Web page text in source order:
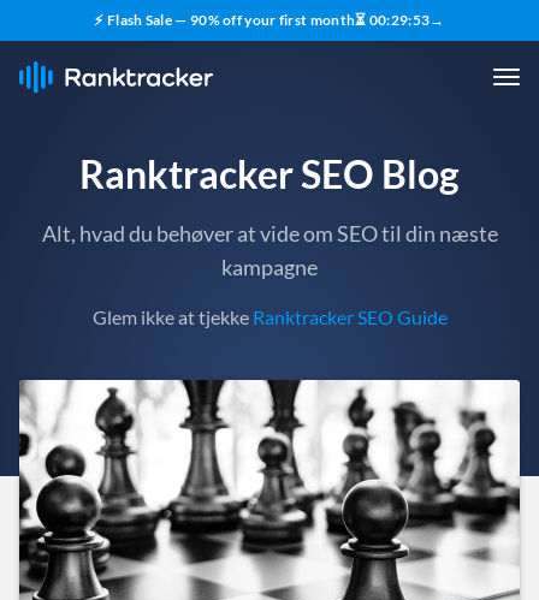
⚡ Flash Sale — 90% off your first month⏳ 00:29:51→
Ranktracker SEO Blog
Alt, hvad du behøver at vide om SEO til din næste
kampagne
Glem ikke at tjekke Ranktracker SEO Guide